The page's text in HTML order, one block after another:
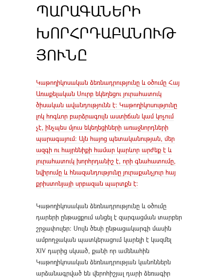
ՊԱՐԱԳԱՆԵՐԻ
ԽՈՐՀՐԴԱԲԱՆՈՒԹ
ՅՈՒՆԸ
Կաթողիկոսական ձեռնադրությունը և օծումը Հայ
Առաքելական Սուրբ եկեղեցու յուրահատուկ
ծիսական ավանդությունն է։ Կաթողիկոսությունը
լոկ հոգևոր բարձրագույն աստիճան կամ կոչում
չէ, ինչպես մյուս եկեղեցիների առաջնորդների
պարագայում։ Այն հայոց պետականության, մեր
ազգի ու հայրենիքի համար կարևոր արժեք է և
յուրահատուկ խորհրդանիշ է, որի գնահատումը,
նվիրումը և հնազանդությունը յուրաքանչյուր հայ
քրիստոնյայի սրբազան պարտքն է։
Կաթողիկոսական ձեռնադրությունը և օծումը
դարերի ընթացքում անցել է զարգացման տարբեր
շրջափուլեր։ Սույն ծեսի ընթացակարգի մասին
ամբողջական պատկերացում կարելի է կազմել
XIV դարից սկսած, քանի որ ամենահին
Կաթողիկոսական ձեռնադրության կանոններն
արձանագրված են վերոհիշյալ դարի ձեռագիր